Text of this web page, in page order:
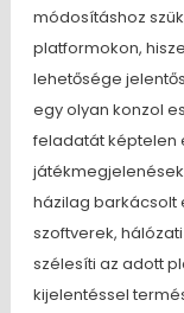
módosításhoz
platformokon,
lehetősége
egy olyan konzol
feladatát képtelen
játékmegjelenések
házilag barkácsolt
szoftverek,
szélesíti az adott
kijelentéssel